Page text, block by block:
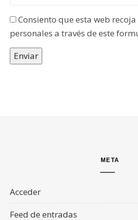
Consiento que esta web
personales a través de este
Enviar
META
Acceder
Feed de entradas